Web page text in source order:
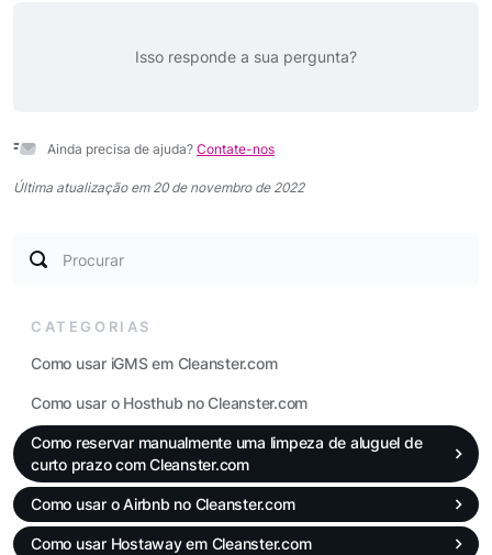
Procurar
CATEGORIAS
Como usar iGMS em Cleanster.com
Como usar o Hosthub no Cleanster.com
Como reservar manualmente uma limpeza de aluguel de
curto prazo com Cleanster.com
Como usar o Airbnb no Cleanster.com
Como usar Hostaway em Cleanster.com
Isso responde a sua pergunta?
Ainda precisa de ajuda? Contate-nos
Última atualização em 20 de novembro de 2022